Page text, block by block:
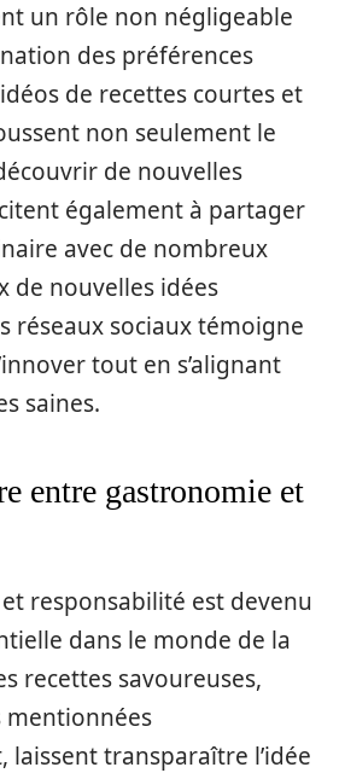
un rôle non négligeable
des préférences
de recettes courtes et
non seulement le
de nouvelles
également à partager
avec de nombreux
de nouvelles idées
réseaux sociaux témoigne
tout en s’alignant
saines.
entre gastronomie et
responsabilité est devenu
dans le monde de la
recettes savoureuses,
mentionnées
transparaître l’idée